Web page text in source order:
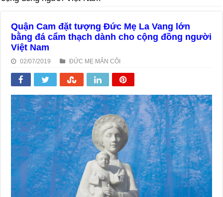
Quận Cam đặt tượng Đức Mẹ La Vang lớn
bằng đá cẩm thạch dành cho cộng đồng người
Việt Nam
02/07/2019 ĐỨC MẸ MÂN CÔI